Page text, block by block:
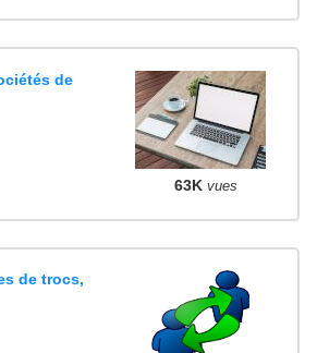
de
63K vues
de trocs,